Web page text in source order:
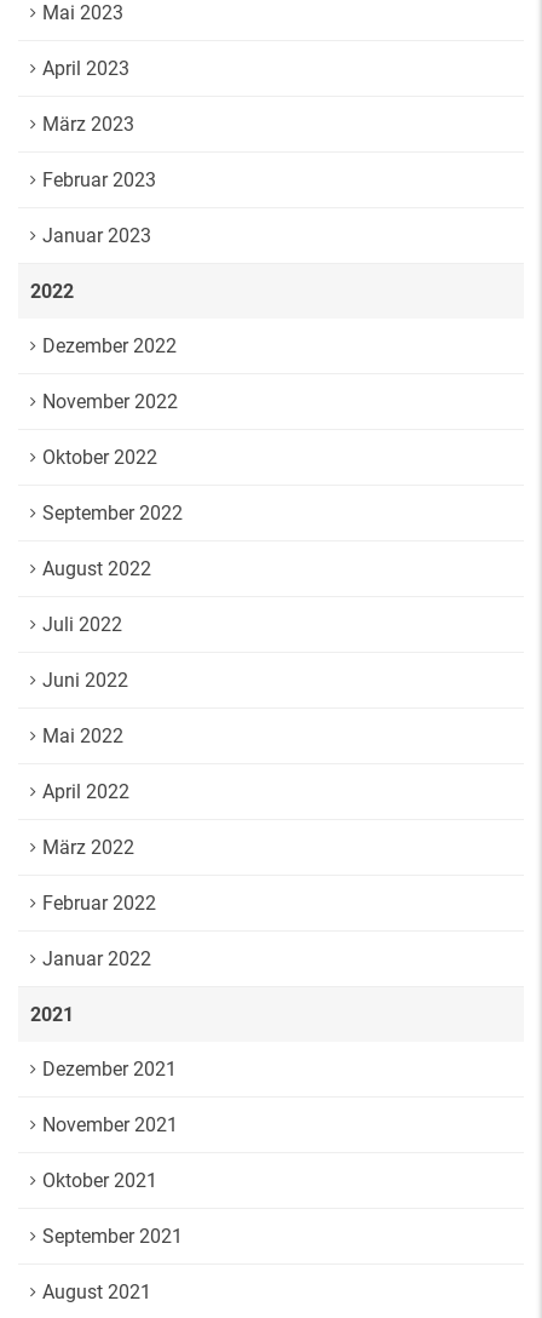
Mai 2023
April 2023
März 2023
Februar 2023
Januar 2023
2022
Dezember 2022
November 2022
Oktober 2022
September 2022
August 2022
Juli 2022
Juni 2022
Mai 2022
April 2022
März 2022
Februar 2022
Januar 2022
2021
Dezember 2021
November 2021
Oktober 2021
September 2021
August 2021